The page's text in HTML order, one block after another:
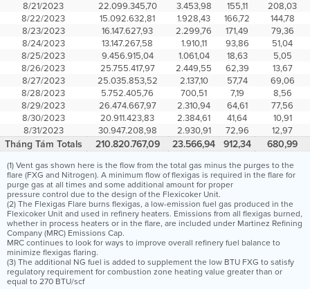
8/21/2023
22.099.345,70 3.453,98 155,11
208,03
8/22/2023
15.092.632,81 1.928,43 166,72
144,78
8/23/2023
16.147.627,93 2.299,76 171,49
79,36
8/24/2023
13.147.267,58 1.910,11 93,86
51,04
8/25/2023
9.456.915,04 1.061,04 18,63
5,05
8/26/2023
25.755.417,97 2.449,55 62,39
13,67
8/27/2023
25.035.853,52 2.137,10 57,74
69,06
8/28/2023
5.752.405,76 700,51 7,19
8,56
8/29/2023
26.474.667,97 2.310,94 64,61
77,56
8/30/2023
20.911.423,83 2.384,61 41,64
10,91
8/31/2023
30.947.208,98 2.930,91 72,96 12,97
Tháng Tám Totals 210.820.767,09 23.566,94 912,34 680,99
(1) Vent gas shown here is the flow from the total gas minus the purges to the
flare (FXG and Nitrogen). A minimum flow of flexigas is required in the flare for
purge gas at all times and some additional amount for proper
pressure control due to the design of the Flexicoker Unit.
(2) The Flexigas Flare burns flexigas, a low-emission fuel gas produced in the
Flexicoker Unit and used in refinery heaters. Emissions from all flexigas burned,
whether in process heaters or in the flare, are included under Martinez Refining
Company (MRC) Emissions Cap.
MRC continues to look for ways to improve overall refinery fuel balance to
minimize flexigas flaring.
(3) The additional NG fuel is added to supplement the low BTU FXG to satisfy
regulatory requirement for combustion zone heating value greater than or
equal to 270 BTU/scf